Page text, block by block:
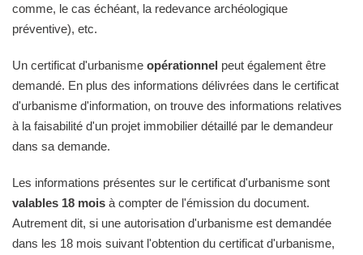
comme, le cas échéant, la redevance archéologique
préventive), etc.
Un certificat d'urbanisme opérationnel peut également être
demandé. En plus des informations délivrées dans le certificat
d'urbanisme d'information, on trouve des informations relatives
à la faisabilité d'un projet immobilier détaillé par le demandeur
dans sa demande.
Les informations présentes sur le certificat d'urbanisme sont
valables 18 mois à compter de l'émission du document.
Autrement dit, si une autorisation d'urbanisme est demandée
dans les 18 mois suivant l'obtention du certificat d'urbanisme,